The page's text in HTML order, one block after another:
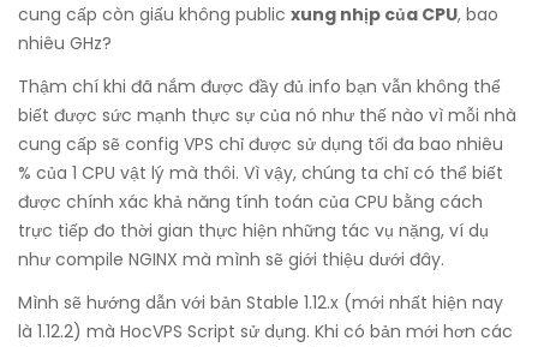
cung cấp còn giấu không public xung nhịp của CPU, bao
nhiêu GHz?
Thậm chí khi đã nắm được đầy đủ info bạn vẫn không thể
biết được sức mạnh thực sự của nó như thế nào vì mỗi nhà
cung cấp sẽ config VPS chỉ được sử dụng tối đa bao nhiêu
% của 1 CPU vật lý mà thôi. Vì vậy, chúng ta chỉ có thể biết
được chính xác khả năng tính toán của CPU bằng cách
trực tiếp đo thời gian thực hiện những tác vụ nặng, ví dụ
như compile NGINX mà mình sẽ giới thiệu dưới đây.
Mình sẽ hướng dẫn với bản Stable 1.12.x (mới nhất hiện nay
là 1.12.2) mà HocVPS Script sử dụng. Khi có bản mới hơn các